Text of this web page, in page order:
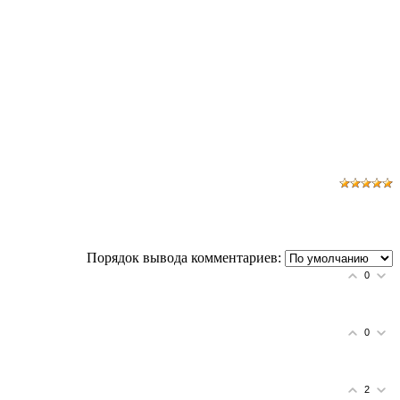
Порядок вывода комментариев:
0
0
2